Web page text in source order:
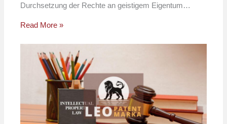
Durchsetzung der Rechte an geistigem Eigentum…
Read More »